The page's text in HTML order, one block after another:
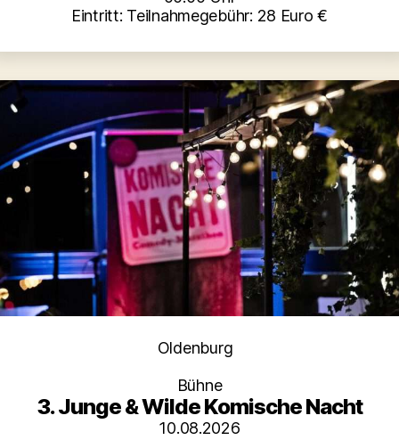
Eintritt: Teilnahmegebühr: 28 Euro €
Kategorien
Oldenburg
Bühne
3. Junge & Wilde Komische Nacht
10.08.2026